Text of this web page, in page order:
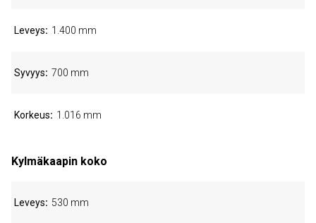
Leveys 1.400 mm
Syvyys 700 mm
Korkeus 1.016 mm
Kylmäkaapin koko
Leveys 530 mm